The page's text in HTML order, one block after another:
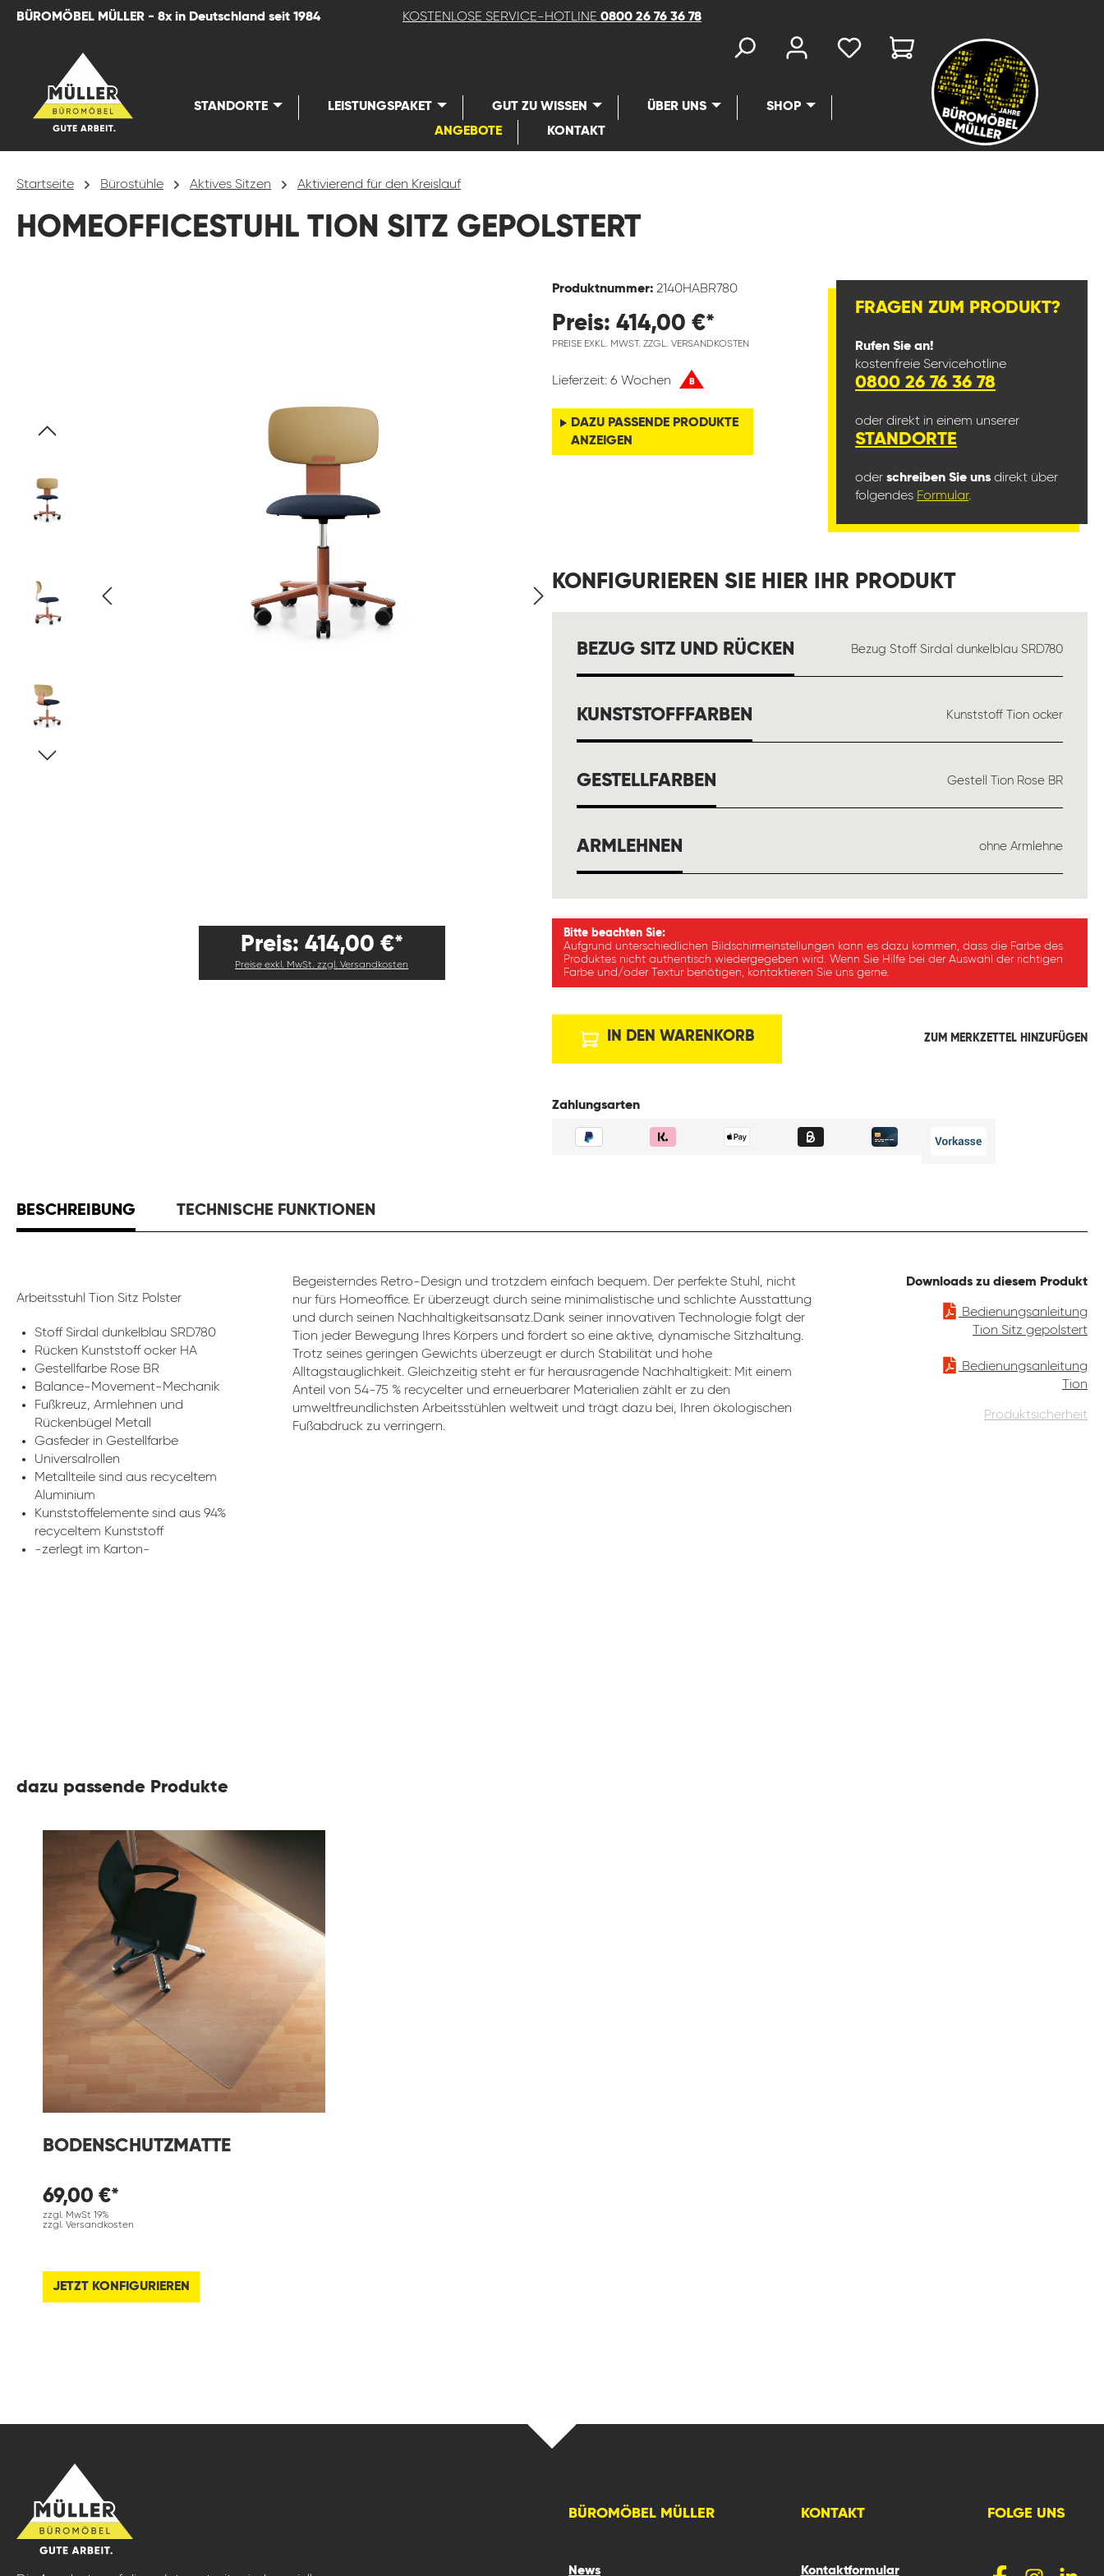
Zur Hauptnavigation springen
BÜROMÖBEL MÜLLER - 8x in Deutschland seit 1984 KOSTENLOSE SERVICE-HOTLINE 0800 26 76 36 78
STANDORTE LEISTUNGSPAKET GUT ZU WISSEN ÜBER UNS
SHOP
ANGEBOTE
KONTAKT
Startseite Bürostühle Aktives Sitzen Aktivierend für den Kreislauf
HOMEOFFICESTUHL TION SITZ GEPOLSTERT
Preis: 414,00 €*
Preise exkl. MwSt. zzgl. Versandkosten
Produktnummer: 2140HABR780
Preis: 414,00 €*
PREISE EXKL. MWST. ZZGL. VERSANDKOSTEN
Lieferzeit: 6 Wochen B
DAZU PASSENDE PRODUKTE
ANZEIGEN
FRAGEN ZUM PRODUKT?
Rufen Sie an!
kostenfreie Servicehotline
0800 26 76 36 78
oder direkt in einem unserer
STANDORTE
oder schreiben Sie uns direkt über
folgendes Formular.
KONFIGURIEREN SIE HIER IHR PRODUKT
BEZUG SITZ UND RÜCKEN AUSWÄHLEN
Bezug Stoff Sirdal dunkelblau SRD780
KUNSTSTOFFFARBEN Kunststoff Tion ocker
GESTELLFARBEN Gestell Tion Rose BR
ARMLEHNEN ohne Armlehne
Bitte beachten Sie:
Aufgrund unterschiedlichen Bildschirmeinstellungen kann es dazu kommen, dass die Farbe des
Produktes nicht authentisch wiedergegeben wird. Wenn Sie Hilfe bei der Auswahl der richtigen
Farbe und/oder Textur benötigen, kontaktieren Sie uns gerne.
IN DEN WARENKORB ZUM MERKZETTEL HINZUFÜGEN
Zahlungsarten
BESCHREIBUNG TECHNISCHE FUNKTIONEN
Arbeitsstuhl Tion Sitz Polster
Stoff Sirdal dunkelblau SRD780
Rücken Kunststoff ocker HA
Gestellfarbe Rose BR
Balance-Movement-Mechanik
Fußkreuz, Armlehnen und
Rückenbügel Metall
Gasfeder in Gestellfarbe
Universalrollen
Metallteile sind aus recyceltem
Aluminium
Kunststoffelemente sind aus 94%
recyceltem Kunststoff
-zerlegt im Karton-
Begeisterndes Retro-Design und trotzdem einfach bequem. Der perfekte Stuhl, nicht
nur fürs Homeoffice. Er überzeugt durch seine minimalistische und schlichte Ausstattung
und durch seinen Nachhaltigkeitsansatz.Dank seiner innovativen Technologie folgt der
Tion jeder Bewegung Ihres Körpers und fördert so eine aktive, dynamische Sitzhaltung.
Trotz seines geringen Gewichts überzeugt er durch Stabilität und hohe
Alltagstauglichkeit. Gleichzeitig steht er für herausragende Nachhaltigkeit: Mit einem
Anteil von 54-75 % recycelter und erneuerbarer Materialien zählt er zu den
umweltfreundlichsten Arbeitsstühlen weltweit und trägt dazu bei, Ihren ökologischen
Fußabdruck zu verringern.
Downloads zu diesem Produkt
Bedienungsanleitung
Tion Sitz gepolstert
Bedienungsanleitung
Tion
Produktsicherheit
dazu passende Produkte
BODENSCHUTZMATTE
69,00 €*
zzgl. MwSt 19%
zzgl. Versandkosten
JETZT KONFIGURIEREN
BÜROMÖBEL MÜLLER
News
KONTAKT
Kontaktformular
FOLGE UNS